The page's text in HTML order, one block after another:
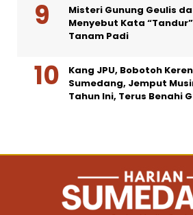
Misteri Gunung Geulis
Menyebut Kata
Tanam Padi
Kang JPU, Bobotoh
Sumedang, Jemput
Tahun Ini, Terus Benahi